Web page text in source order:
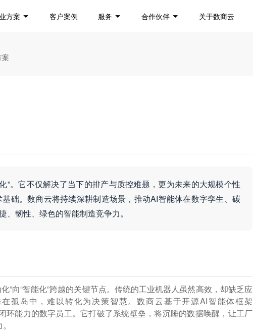
方案 客户案例 服务 合作伙伴 关于数商云
”。它不仅解决了当下的排产与质控难题，更为未来的大规模个性
础。数商云将持续深耕制造场景，推动AI智能体在数字孪生、碳
韧性、绿色的智能制造竞争力。
”向“智能化”跨越的关键节点。传统的工业机器人虽然高效，却缺乏应
孤岛中，难以转化为决策智慧。数商云基于开源AI智能体框架
环能力的数字员工。它打破了系统壁垒，将沉睡的数据唤醒，让工厂